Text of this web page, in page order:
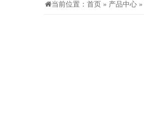
当前位置： 首页 » 产品中心 »